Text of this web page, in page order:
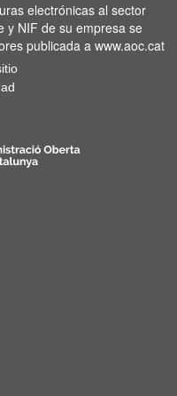
electrónicas al sector
y NIF de su empresa se
publicada a www.aoc.cat